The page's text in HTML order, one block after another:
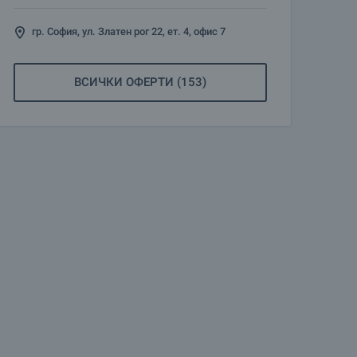
гр. София, ул. Златен рог 22, ет. 4, офис 7
ВСИЧКИ ОФЕРТИ (153)